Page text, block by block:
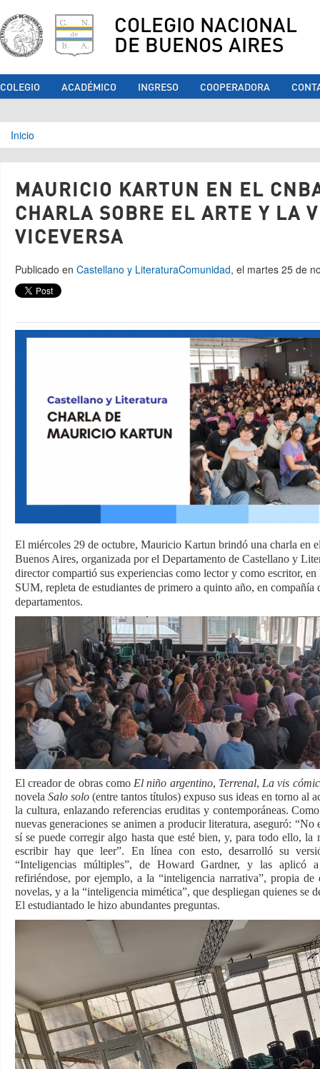
COLEGIO NACIONAL
DE BUENOS AIRES
COLEGIO ACADÉMICO INGRESO COOPERADORA
Se encuentra usted aquí
Inicio
MAURICIO KARTUN EN EL
CHARLA SOBRE EL ARTE Y LA
VICEVERSA
Publicado en Castellano y LiteraturaComunidad, el martes 25 de
El miércoles 29 de octubre, Mauricio Kartun brindó una charla en
Buenos Aires, organizada por el Departamento de Castellano y
director compartió sus experiencias como lector y como escritor, en
SUM, repleta de estudiantes de primero a quinto año, en compañía
departamentos.
El creador de obras como El niño argentino, Terrenal, La vis
novela Salo solo (entre tantos títulos) expuso sus ideas en torno al
la cultura, enlazando referencias eruditas y contemporáneas.
nuevas generaciones se animen a producir literatura, aseguró: “No
sí se puede corregir algo hasta que esté bien, y, para todo ello, la
escribir hay que leer”. En línea con esto, desarrolló su
“Inteligencias múltiples”, de Howard Gardner, y las aplicó
refiriéndose, por ejemplo, a la “inteligencia narrativa”, propia de
novelas, y a la “inteligencia mimética”, que despliegan quienes se
El estudiantado le hizo abundantes preguntas.